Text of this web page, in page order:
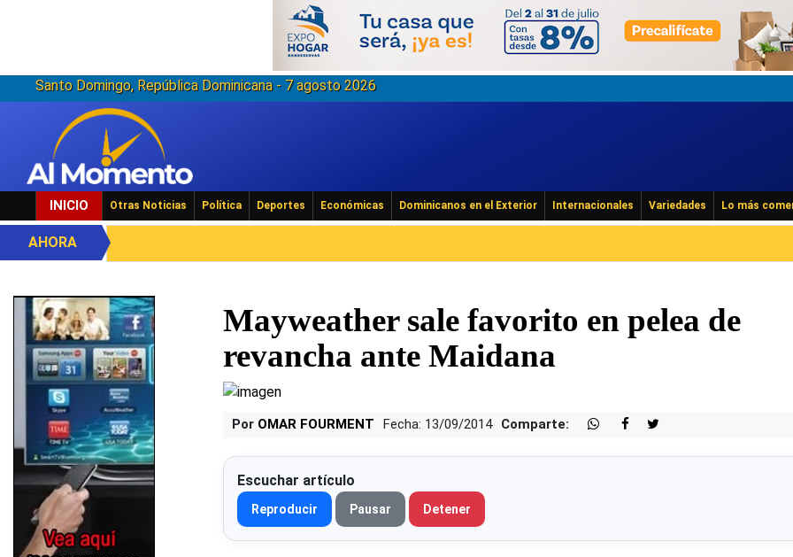
Santo Domingo, República Dominicana - 7 agosto 2026
INICIO Otras Noticias Política Deportes Económicas Dominicanos en el Exterior Internacionales Variedades Lo más
AHORA
Mayweather sale favorito en pelea de
revancha ante Maidana
Por OMAR FOURMENT Fecha: 13/09/2014 Comparte:
Escuchar artículo
Reproducir Pausar Detener